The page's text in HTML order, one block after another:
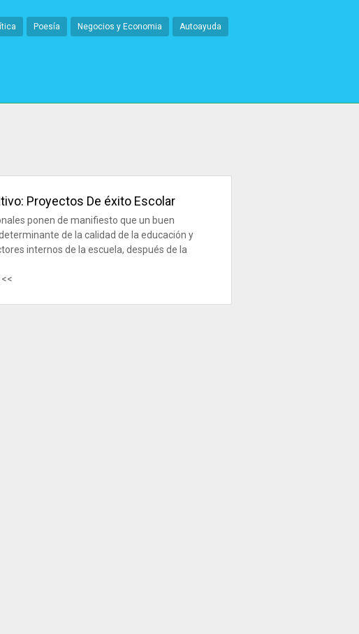
Poesía Negocios y Economia Autoayuda
Proyectos De éxito Escolar
ponen de manifiesto que un buen
de la calidad de la educación y
internos de la escuela, después de la
<<